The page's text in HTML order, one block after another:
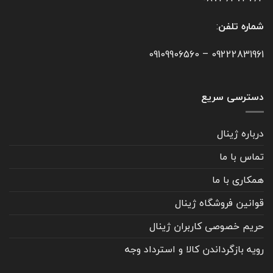
شماره تلفن:
09222831961
–
09109906560
دسترسی سریع
درباره ژینال
تماس با ما
همکاری با ما
قوانین فروشگاه ژینال
حریم خصوصی کاربران ژینال
رویه بازگرداندن کالا و استرداد وجه